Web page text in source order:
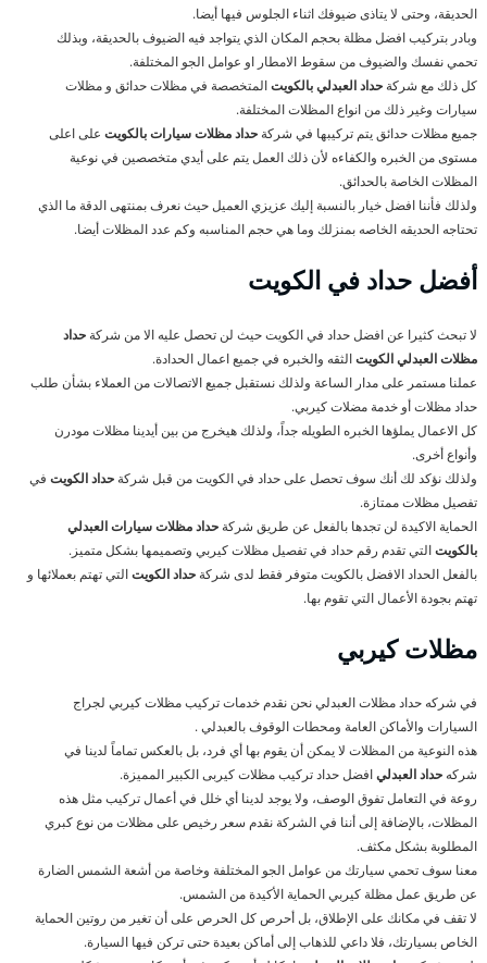
الحديقة، وحتى لا يتاذى ضيوفك اثناء الجلوس فيها أيضا.
وبادر بتركيب افضل مظلة بحجم المكان الذي يتواجد فيه الضيوف بالحديقة، وبذلك
تحمي نفسك والضيوف من سقوط الامطار او عوامل الجو المختلفة.
كل ذلك مع شركة حداد العبدلي بالكويتالمتخصصة في مظلات حدائق و مظلات
سيارات وغير ذلك من انواع المظلات المختلفة.
جميع مظلات حدائق يتم تركيبها في شركة حداد مظلات سيارات بالكويت على اعلى
مستوى من الخبره والكفاءه لأن ذلك العمل يتم على أيدي متخصصين في نوعية
المظلات الخاصة بالحدائق.
ولذلك فأننا افضل خيار بالنسبة إليك عزيزي العميل حيث نعرف بمنتهى الدقة ما الذي
تحتاجه الحديقه الخاصه بمنزلك وما هي حجم المناسبه وكم عدد المظلات أيضا.
أفضل حداد في الكويت
لا تبحث كثيرا عن افضل حداد في الكويت حيث لن تحصل عليه الا من شركة حداد
مظلات العبدلي الكويتالثقه والخبره في جميع اعمال الحدادة.
عملنا مستمر على مدار الساعة ولذلك نستقبل جميع الاتصالات من العملاء بشأن طلب
حداد مظلات أو خدمة مضلات كيربي.
كل الاعمال يملؤها الخبره الطويله جداً، ولذلك هيخرج من بين أيدينا مظلات مودرن
وأنواع أخرى.
ولذلك نؤكد لك أنك سوف تحصل على حداد في الكويت من قبل شركة حداد الكويت في
تفصيل مظلات ممتازة.
الحماية الاكيدة لن تجدها بالفعل عن طريق شركة حداد مظلات سيارات العبدلي
بالكويتالتي تقدم رقم حداد في تفصيل مظلات كيربي وتصميمها بشكل متميز.
بالفعل الحداد الافضل بالكويت متوفر فقط لدى شركة حداد الكويتالتي تهتم بعملائها و
تهتم بجودة الأعمال التي تقوم بها.
مظلات كيربي
في شركه حداد مظلات العبدلي نحن نقدم خدمات تركيب مظلات كيربي لجراج
السيارات والأماكن العامة ومحطات الوقوف بالعبدلي .
هذه النوعية من المظلات لا يمكن أن يقوم بها أي فرد، بل بالعكس تماماً لدينا في
شركه حداد العبدليافضل حداد تركيب مظلات كيربى الكبير المميزة.
روعة في التعامل تفوق الوصف، ولا يوجد لدينا أي خلل في أعمال تركيب مثل هذه
المظلات، بالإضافة إلى أننا في الشركة نقدم سعر رخيص على مظلات من نوع كبري
المطلوبة بشكل مكثف.
معنا سوف تحمي سيارتك من عوامل الجو المختلفة وخاصة من أشعة الشمس الضارة
عن طريق عمل مظلة كيربي الحماية الأكيدة من الشمس.
لا تقف في مكانك على الإطلاق، بل أحرص كل الحرص على أن تغير من روتين الحماية
الخاص بسيارتك، فلا داعي للذهاب إلى أماكن بعيدة حتى تركن فيها السيارة.